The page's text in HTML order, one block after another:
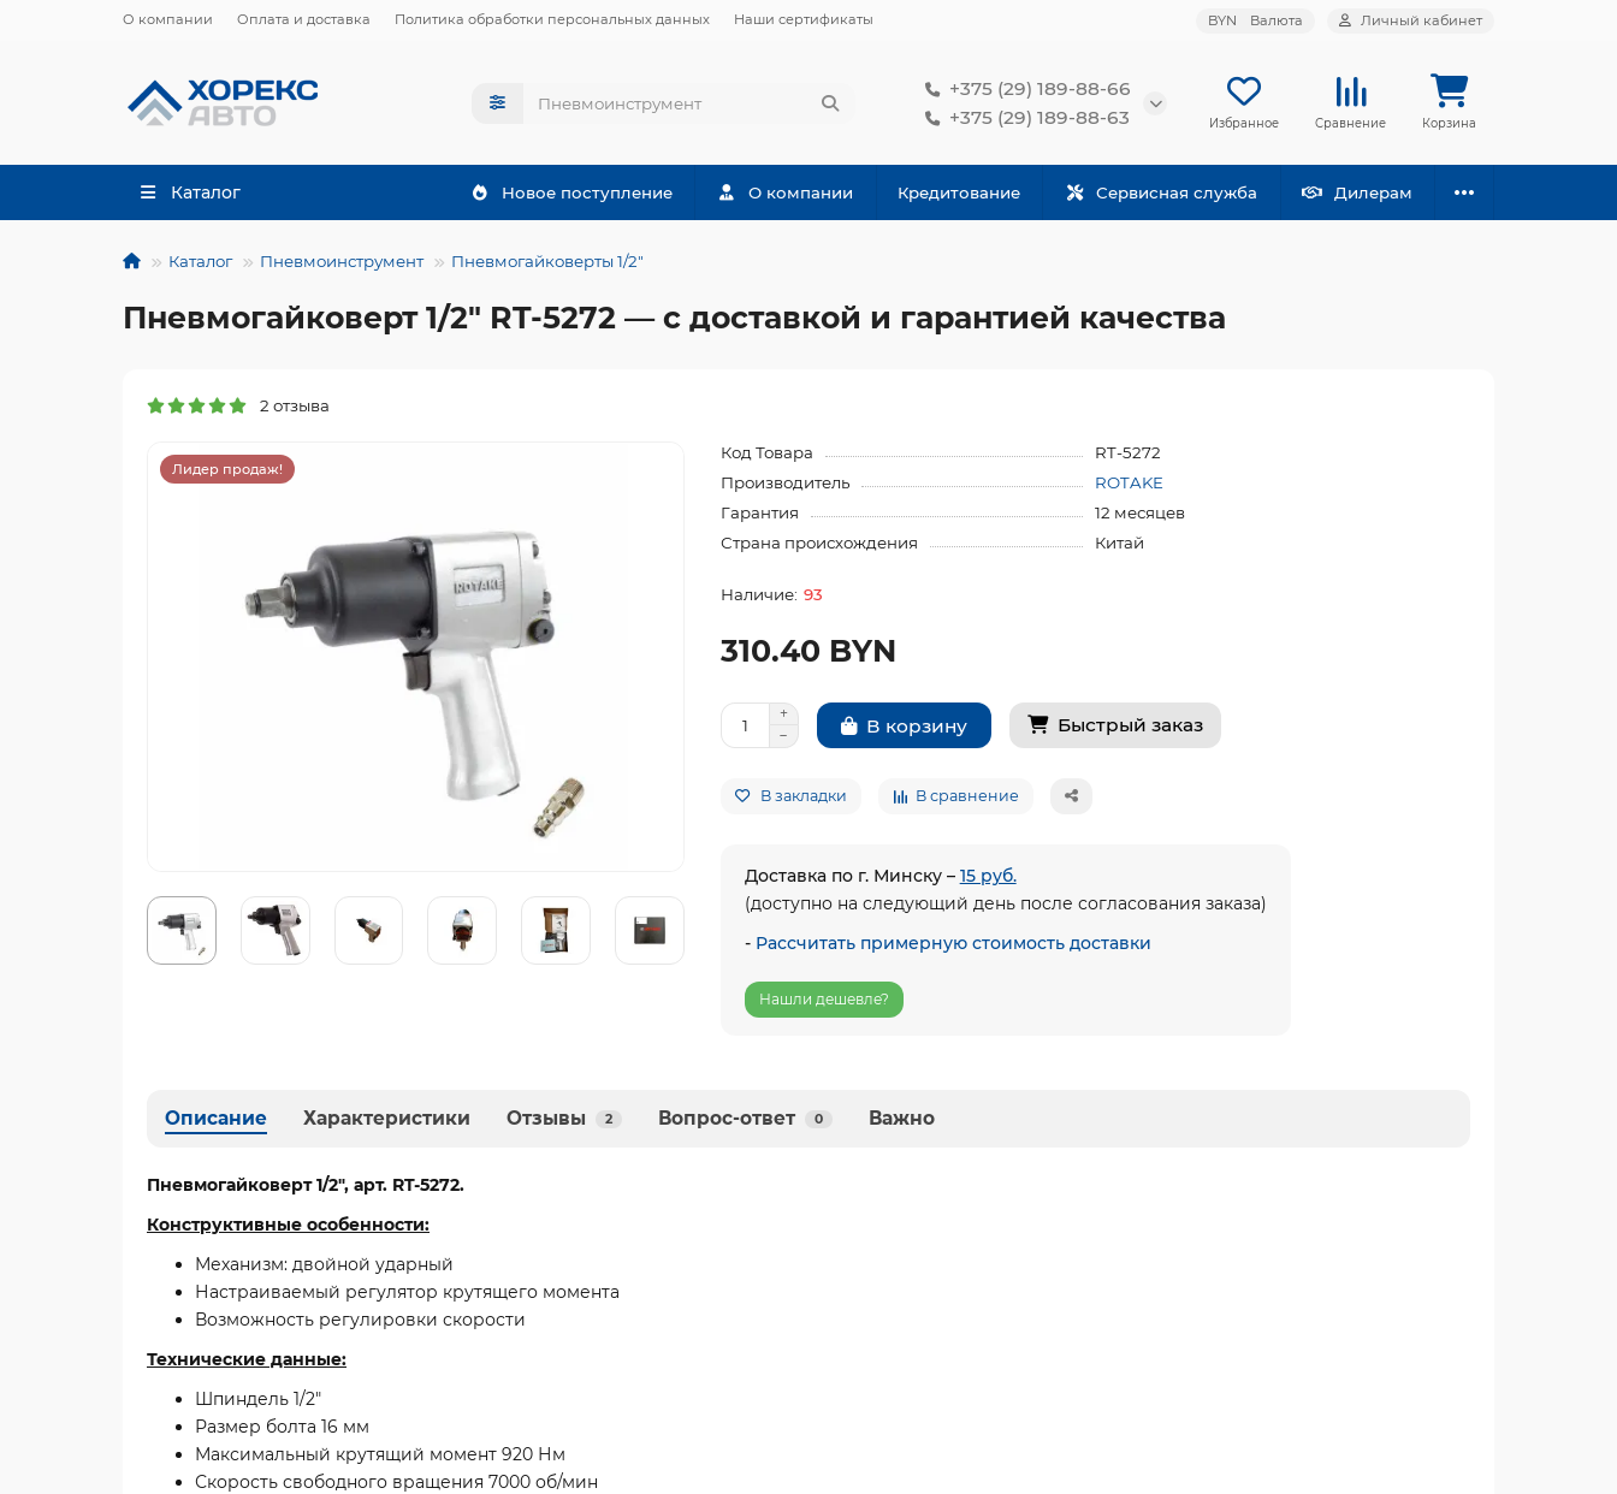
О компании Оплата и доставка Политика обработки персональных данных Наши сертификаты BYN Валюта Личный кабинет
+375 (29) 189-88-66
+375 (29) 189-88-63
Избранное Сравнение Корзина
Каталог Новое поступление О компании Кредитование Сервисная служба Дилерам
Каталог Пневмоинструмент Пневмогайковерты 1/2"
Пневмогайковерт 1/2" RT-5272 — с доставкой и гарантией качества
2 отзыва
Лидер продаж!
Код Товара
RT-5272
Производитель
ROTAKE
Гарантия
12 месяцев
Страна происхождения
Китай
93
310.40 BYN
В корзину Быстрый заказ
В закладки В сравнение
Доставка по г. Минску – 15 руб.
(доступно на следующий день после согласования заказа)
- Рассчитать примерную стоимость доставки
Нашли дешевле?
Описание Характеристики Отзывы 2 Вопрос-ответ 0 Важно
Пневмогайковерт 1/2", арт. RT-5272.
Конструктивные особенности:
Механизм: двойной ударный
Настраиваемый регулятор крутящего момента
Возможность регулировки скорости
Технические данные:
Шпиндель 1/2"
Размер болта 16 мм
Максимальный крутящий момент 920 Нм
Скорость свободного вращения 7000 об/мин